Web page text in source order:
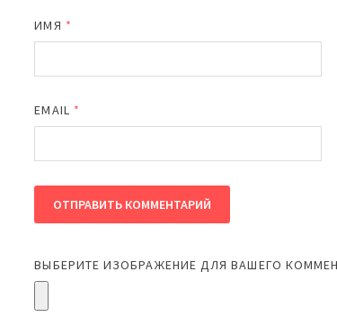
ИМЯ *
EMAIL *
ВЫБЕРИТЕ ИЗОБРАЖЕНИЕ ДЛЯ ВАШЕГО